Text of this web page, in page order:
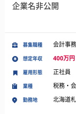
企業名非公開
募集職種 会計事
想定年収 400万
業種 税務・
勤務地 北海道
雇用形態 正社員